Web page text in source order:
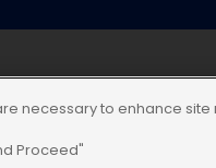
necessary to enhance
Proceed"